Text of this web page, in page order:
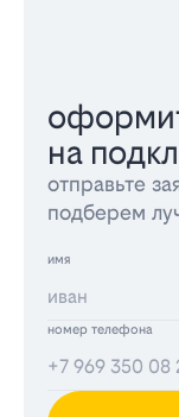
на
отправьте
подберем
имя
номер телефона